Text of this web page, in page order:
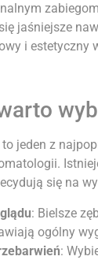
jaśniejsze
i estetyczny
jeden z
się na
: Bielsze
ogólny
: